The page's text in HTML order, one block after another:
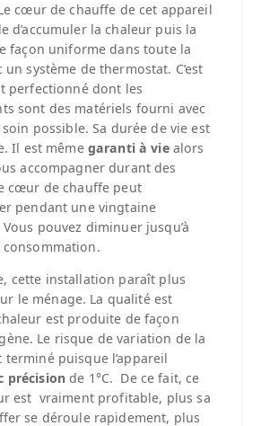
cœur de chauffe de cet appareil
d’accumuler la chaleur puis la
façon uniforme dans toute la
un système de thermostat. C’est
perfectionné dont les
sont des matériels fourni avec
possible. Sa durée de vie est
Il est même garanti à viealors
accompagner durant des
cœur de chauffe peut
pendant une vingtaine
Vous pouvez diminuer jusqu’à
consommation.
cette installation paraît plus
le ménage. La qualité est
est produite de façon
Le risque de variation de la
puisque l’appareil
précision de 1°C. De ce fait, ce
est vraiment profitable, plus sa
se déroule rapidement, plus